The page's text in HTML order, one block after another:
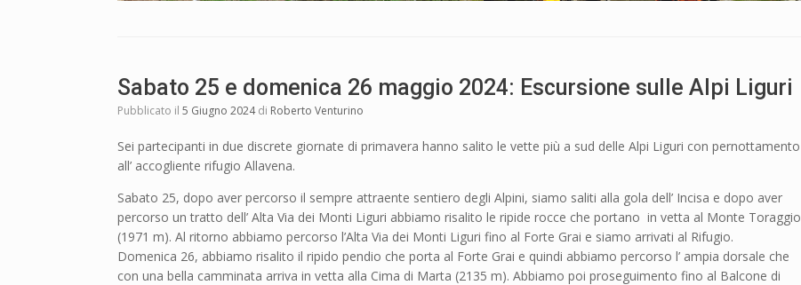
Sabato 25 e domenica 26 maggio 2024: Escursione sulle Alpi Liguri
Pubblicato il 5 Giugno 2024 di Roberto Venturino
Sei partecipanti in due discrete giornate di primavera hanno salito le vette più a sud delle Alpi Liguri con pernottamento
all’ accogliente rifugio Allavena.
Sabato 25, dopo aver percorso il sempre attraente sentiero degli Alpini, siamo saliti alla gola dell’ Incisa e dopo aver
percorso un tratto dell’ Alta Via dei Monti Liguri abbiamo risalito le ripide rocce che portano in vetta al Monte Toraggio
(1971 m). Al ritorno abbiamo percorso l’Alta Via dei Monti Liguri fino al Forte Grai e siamo arrivati al Rifugio.
Domenica 26, abbiamo risalito il ripido pendio che porta al Forte Grai e quindi abbiamo percorso l’ ampia dorsale che
con una bella camminata arriva in vetta alla Cima di Marta (2135 m). Abbiamo poi proseguimento fino al Balcone di